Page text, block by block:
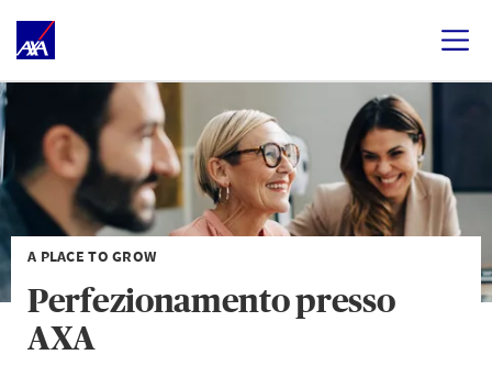
A PLACE TO GROW
Perfezionamento presso
AXA